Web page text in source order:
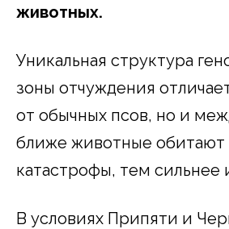
животных.
Уникальная структура
зоны отчуждения
от обычных псов, но и
ближе животные обитают
катастрофы, тем сильнее
В условиях Припяти и